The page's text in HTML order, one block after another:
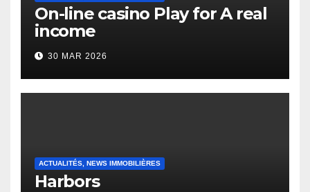
On-line casino Play for A real
income
30 MAR 2026
ACTUALITÉS, NEWS IMMOBILIÈRES
Harbors